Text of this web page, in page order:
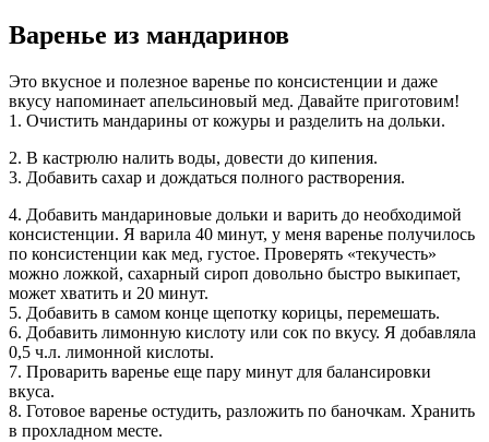
Варенье из мандаринов
Это вкусное и полезное варенье по консистенции и даже
вкусу напоминает апельсиновый мед. Давайте приготовим!
1. Очистить мандарины от кожуры и разделить на дольки.
2. В кастрюлю налить воды, довести до кипения.
3. Добавить сахар и дождаться полного растворения.
4. Добавить мандариновые дольки и варить до необходимой
консистенции. Я варила 40 минут, у меня варенье получилось
по консистенции как мед, густое. Проверять «текучесть»
можно ложкой, сахарный сироп довольно быстро выкипает,
может хватить и 20 минут.
5. Добавить в самом конце щепотку корицы, перемешать.
6. Добавить лимонную кислоту или сок по вкусу. Я добавляла
0,5 ч.л. лимонной кислоты.
7. Проварить варенье еще пару минут для балансировки
вкуса.
8. Готовое варенье остудить, разложить по баночкам. Хранить
в прохладном месте.